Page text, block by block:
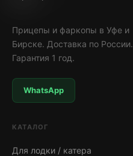
Прицепы и фаркопы в Уфе и
Бирске. Доставка по России.
Гарантия 1 год.
WhatsApp
КАТАЛОГ
Для лодки / катера